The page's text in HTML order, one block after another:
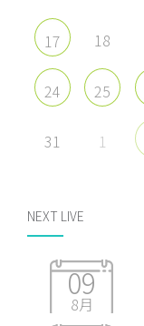
17 18
24 25
31 1
NEXT LIVE
09
8月